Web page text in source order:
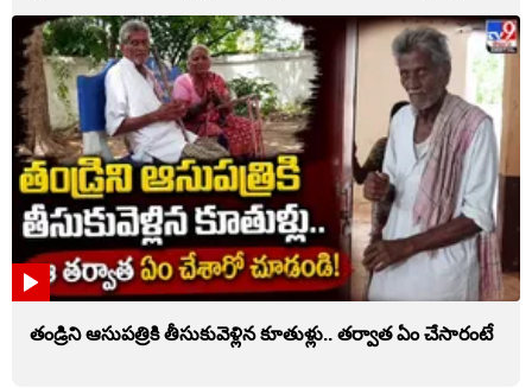
తండ్రిని ఆసుపత్రికి తీసుకువెళ్లిన కూతుళ్లు.. తర్వాత ఏం చేసారంటే